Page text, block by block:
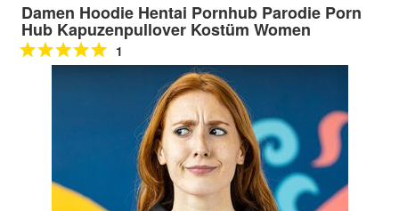
Damen Hoodie Hentai Pornhub Parodie Porn
Hub Kapuzenpullover Kostüm Women
1